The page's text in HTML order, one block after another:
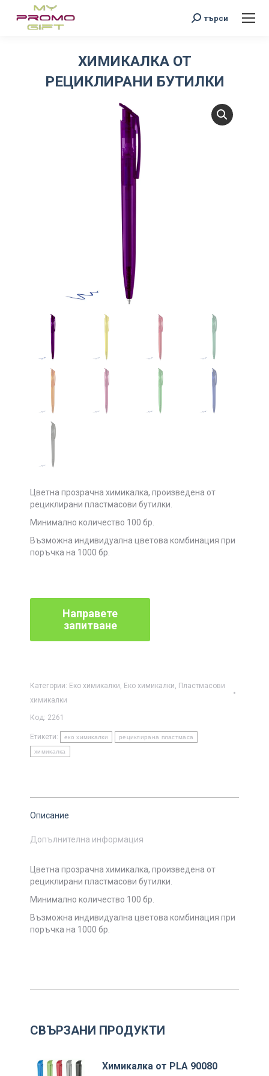
Search:
търси
ХИМИКАЛКА ОТ
РЕЦИКЛИРАНИ БУТИЛКИ
Цветна прозрачна химикалка, произведена от
рециклирани пластмасови бутилки.
Минимално количество 100 бр.
Възможна индивидуална цветова комбинация при
поръчка на 1000 бр.
Категории: Eко химикалки Еко химикалки Пластмасови
химикалки
Код: 2261
Етикети: еко химикалки рециклирана пластмаса
химикалка
Описание
Допълнителна информация
Цветна прозрачна химикалка, произведена от
рециклирани пластмасови бутилки.
Минимално количество 100 бр.
Възможна индивидуална цветова комбинация при
поръчка на 1000 бр.
СВЪРЗАНИ ПРОДУКТИ
Химикалка от PLA 90080